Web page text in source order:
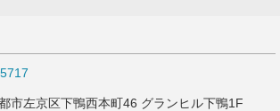
市左京区下鴨西本町46 グランヒル下鴨1F